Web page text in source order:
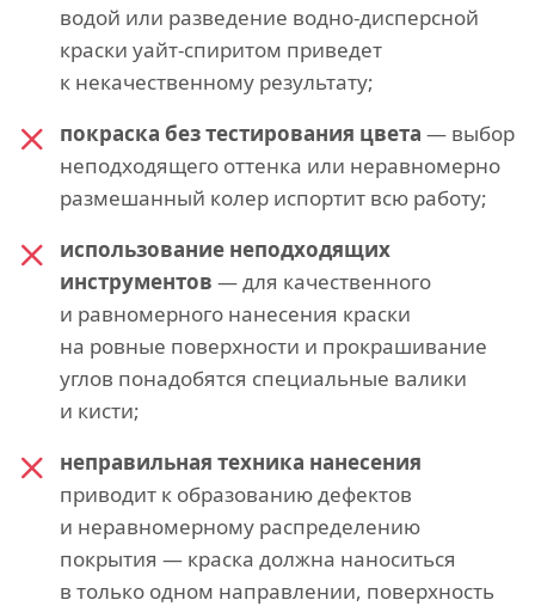
водой или разведение водно-дисперсной
краски уайт-спиритом приведет
к некачественному результату;
покраска без тестирования цвета — выбор
неподходящего оттенка или неравномерно
размешанный колер испортит всю работу;
использование неподходящих
инструментов — для качественного
и равномерного нанесения краски
на ровные поверхности и прокрашивание
углов понадобятся специальные валики
и кисти;
неправильная техника нанесения
приводит к образованию дефектов
и неравномерному распределению
покрытия — краска должна наноситься
в только одном направлении, поверхность